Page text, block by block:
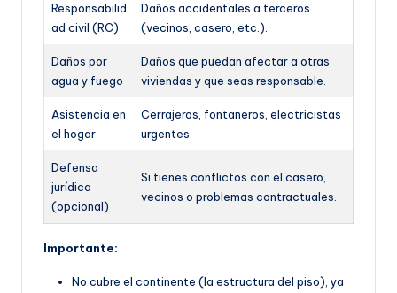
Responsabilid
ad civil (RC)
Daños accidentales a terceros
(vecinos, casero, etc.).
Daños por
agua y fuego
Daños que puedan afectar a otras
viviendas y que seas responsable.
Asistencia en
el hogar
Cerrajeros, fontaneros, electricistas
urgentes.
Defensa
jurídica
(opcional)
Si tienes conflictos con el casero,
vecinos o problemas contractuales.
Importante:
No cubre el continente (la estructura del piso), ya